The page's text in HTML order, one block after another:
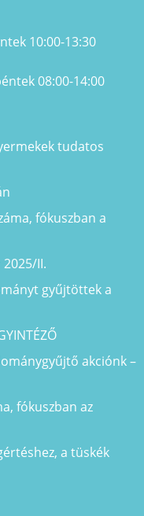
10:00-13:30
08:00-14:00
tudatos
fókuszban a
2025/II.
gyűjtöttek a
akciónk –
fókuszban az
a tüskék